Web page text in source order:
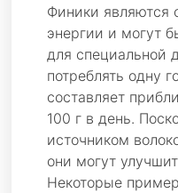
Финики являются
энергии и могут
для специальной
потреблять одну
составляет
100 г в день.
источником
они могут
Некоторые